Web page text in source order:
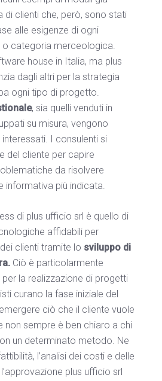
di clienti che, però, sono stati
alle esigenze di ogni
categoria merceologica.
house in Italia, ma plus
dagli altri per la strategia
ogni tipo di progetto.
, sia quelli venduti in
su misura, vengono
I consulenti si
del cliente per capire
da risolvere
informativa più indicata.
di plus ufficio srl è quello di
affidabili per
clienti tramite lo sviluppo di
Ciò è particolarmente
la realizzazione di progetti
curano la fase iniziale del
ciò che il cliente vuole
non sempre è ben chiaro a chi
un determinato metodo. Ne
l’analisi dei costi e delle
plus ufficio srl